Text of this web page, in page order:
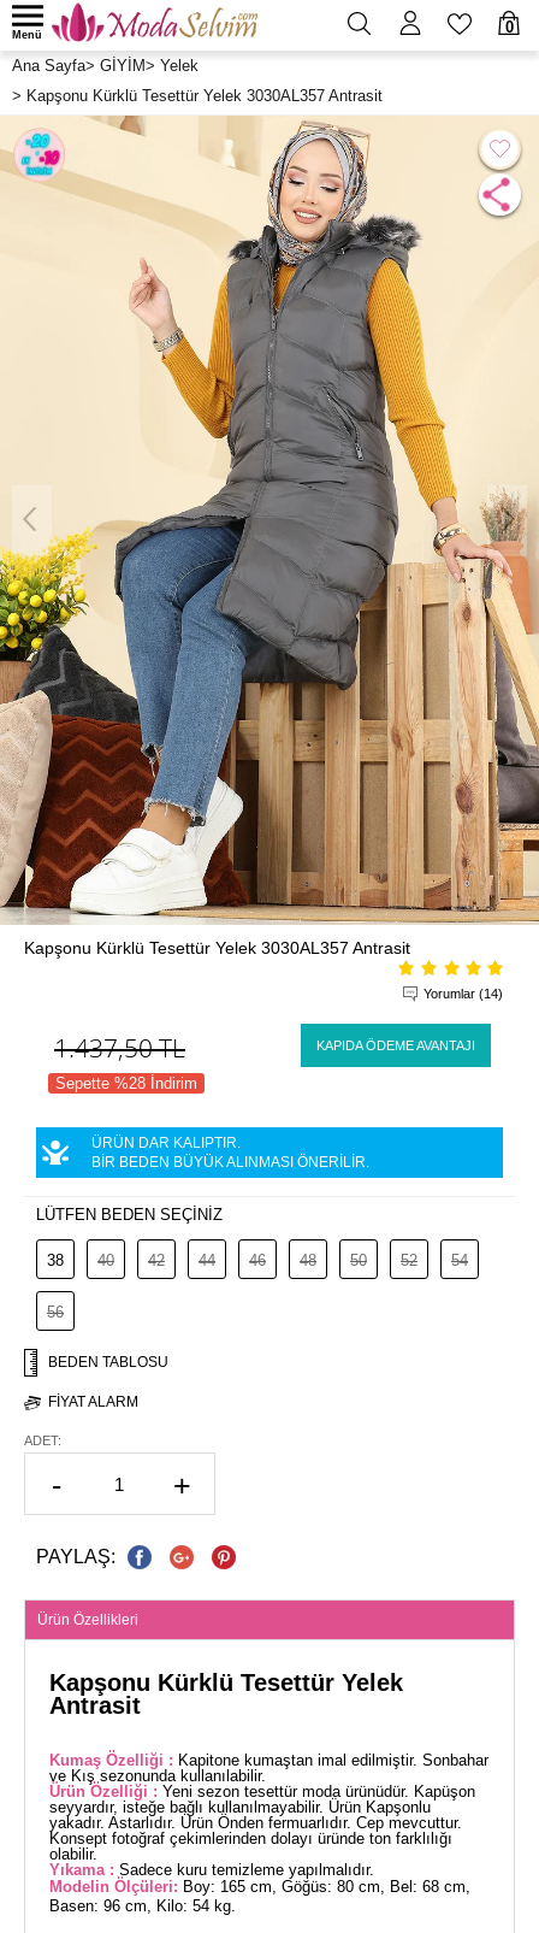
0
Menü
Ana Sayfa> GİYİM> Yelek
> Kapşonu Kürklü Tesettür Yelek 3030AL357 Antrasit
Kapşonu Kürklü Tesettür Yelek 3030AL357 Antrasit
Yorumlar (14)
1.437,50TL KAPIDA ÖDEME AVANTAJI
Sepette %28 İndirim
ÜRÜN DAR KALIPTIR.
BİR BEDEN BÜYÜK ALINMASI ÖNERİLİR.
LÜTFEN BEDEN SEÇİNİZ
38 40 42 44 46 48 50 52 54
56
BEDEN TABLOSU
FIYAT ALARM
ADET:
- +
PAYLAŞ:
Ürün Özellikleri
Kapşonu Kürklü Tesettür Yelek
Antrasit
Kumaş Özelliği : Kapitone kumaştan imal edilmiştir. Sonbahar
ve Kış sezonunda kullanılabilir.
Ürün Özelliği : Yeni sezon tesettür moda ürünüdür. Kapüşon
seyyardır, isteğe bağlı kullanılmayabilir. Ürün Kapşonlu
yakadır. Astarlıdır. Ürün Önden fermuarlıdır. Cep mevcuttur.
Konsept fotoğraf çekimlerinden dolayı üründe ton farklılığı
olabilir.
Yıkama : Sadece kuru temizleme yapılmalıdır.
Modelin Ölçüleri: Boy: 165 cm, Göğüs: 80 cm, Bel: 68 cm,
Basen: 96 cm, Kilo: 54 kg.